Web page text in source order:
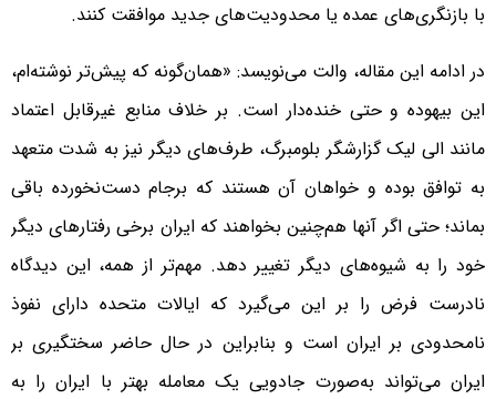
با بازنگری‌های عمده یا محدودیت‌های جدید موافقت کنند.
در ادامه این مقاله، والت می‌نویسد: «همان‌گونه که پیش‌تر نوشته‌ام،
این بیهوده و حتی خنده‌دار است. بر خلاف منابع غیرقابل اعتماد
مانند الی لیک گزارشگر بلومبرگ، طرف‌های دیگر نیز به شدت متعهد
به توافق بوده و خواهان آن هستند که برجام دست‌نخورده باقی
بماند؛ حتی اگر آنها هم‌چنین بخواهند که ایران برخی رفتارهای دیگر
خود را به شیوه‌های دیگر تغییر دهد. مهم‌تر از همه، این دیدگاه
نادرست فرض را بر این می‌گیرد که ایالات متحده دارای نفوذ
نامحدودی بر ایران است و بنابراین در حال حاضر سختگیری بر
ایران می‌تواند به‌صورت جادویی یک معامله بهتر با ایران را به